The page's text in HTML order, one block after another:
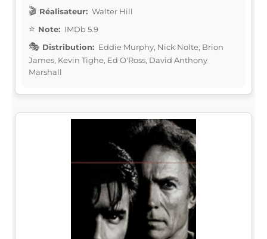
Réalisateur: Walter Hill
Note: IMDb 5.9
Distribution: Eddie Murphy, Nick Nolte, Brion
James, Kevin Tighe, Ed O'Ross, David Anthony
Marshall